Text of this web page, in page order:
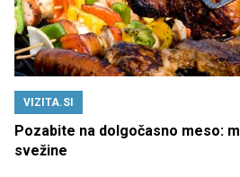
VIZITA.SI
Pozabite na dolgočasno meso:
svežine